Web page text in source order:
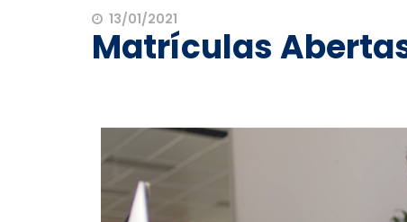
13/01/2021
Matrículas